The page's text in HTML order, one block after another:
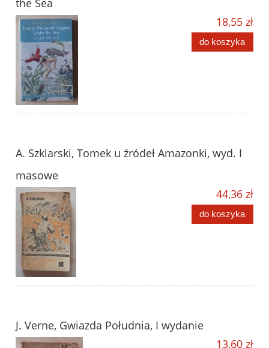
the Sea
18,55 zł
do koszyka
A. Szklarski, Tomek u źródeł Amazonki, wyd. I
masowe
44,36 zł
do koszyka
J. Verne, Gwiazda Południa, I wydanie
13,60 zł